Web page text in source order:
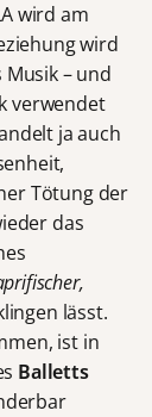
wird am
wird
– und
verwendet
ja auch
Tötung der
das
lässt.
ist in
Balletts